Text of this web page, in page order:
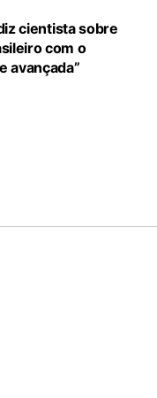
cientista sobre
com o
avançada”